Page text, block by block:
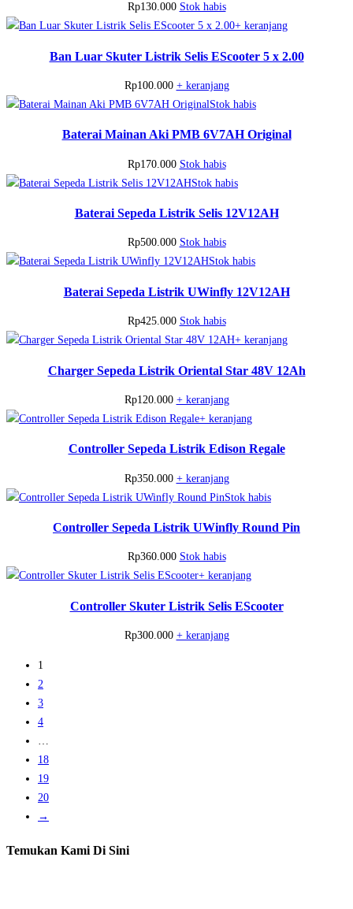
Rp130.000 Stok habis
+ keranjang
Ban Luar Skuter Listrik Selis EScooter 5 x 2.00
Rp100.000 + keranjang
Stok habis
Baterai Mainan Aki PMB 6V7AH Original
Rp170.000 Stok habis
Stok habis
Baterai Sepeda Listrik Selis 12V12AH
Rp500.000 Stok habis
Stok habis
Baterai Sepeda Listrik UWinfly 12V12AH
Rp425.000 Stok habis
+ keranjang
Charger Sepeda Listrik Oriental Star 48V 12Ah
Rp120.000 + keranjang
+ keranjang
Controller Sepeda Listrik Edison Regale
Rp350.000 + keranjang
Stok habis
Controller Sepeda Listrik UWinfly Round Pin
Rp360.000 Stok habis
+ keranjang
Controller Skuter Listrik Selis EScooter
Rp300.000 + keranjang
1
2
3
4
…
18
19
20
→
Temukan Kami Di Sini